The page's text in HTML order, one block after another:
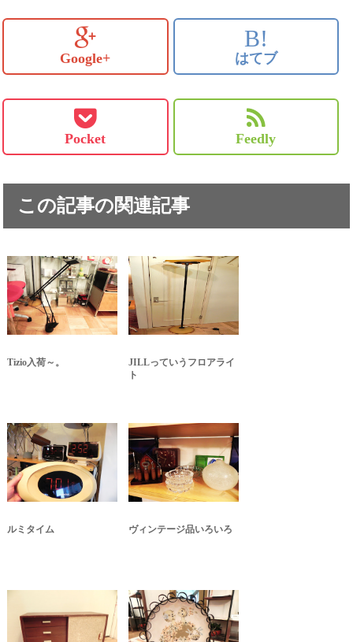
Google+
B!
はてブ
Pocket Feedly
この記事の関連記事
Tizio入荷～。
JILLっていうフロアライ
ト
ルミタイム ヴィンテージ品いろいろ